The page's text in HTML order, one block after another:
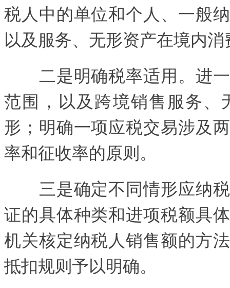
税人中的单位和个人、一般
以及服务、无形资产在境内
二是明确税率适用。进一
范围，以及跨境销售服务
形；明确一项应税交易涉及
率和征收率的原则。
三是确定不同情形应纳税
证的具体种类和进项税额具
机关核定纳税人销售额的方
抵扣规则予以明确。